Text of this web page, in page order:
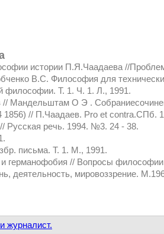
истории П.Я.Чаадаева //
В.С. Философия для
философии. Т. 1. Ч. 1. Л., 1991.
Мандельштам О Э .
// П.Чаадаев. Pro et contra.СПб.
речь. 1994. №3. 24 - 38.
письма. Т. 1. М., 1991.
германофобия // Вопросы
деятельность, мировоззрение.
журналист.